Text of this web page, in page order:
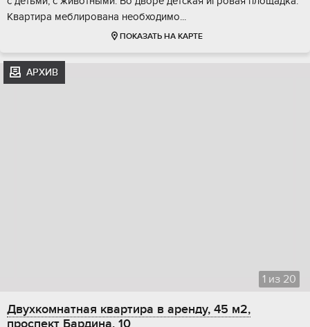
Квартира меблирована необходимо...
ПОКАЗАТЬ НА КАРТЕ
АРХИВ
1 из 20
Двухкомнатная квартира в аренду, 45 м2,
проспект Бардина, 10